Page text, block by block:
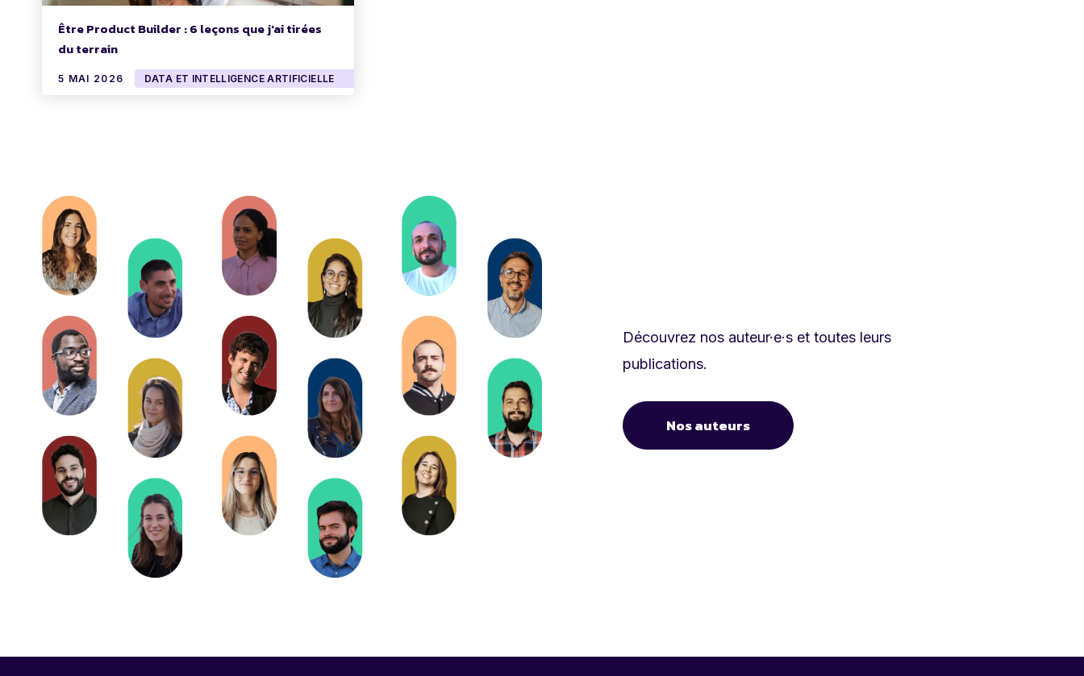
Être Product Builder : 6 leçons que j'ai tirées
du terrain
5 MAI 2026 DATA ET INTELLIGENCE ARTIFICIELLE
Découvrez nos auteur·e·s et toutes leurs
publications.
Nos auteurs